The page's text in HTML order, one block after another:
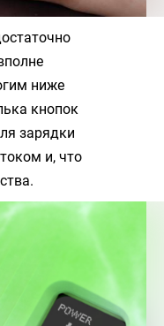
ниже
кнопок
зарядки
и, что